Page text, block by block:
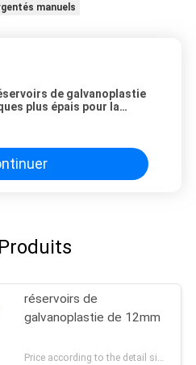
manuels
de galvanoplastie
plus épais pour la
réservoirs de
galvanoplastie de 12mm
Price according to the detail size MOQ:1PCS